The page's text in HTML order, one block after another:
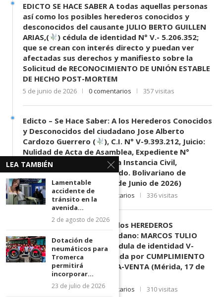
EDICTO SE HACE SABER A todas aquellas personas
así como los posibles herederos conocidos y
desconocidos del causante JULIO BERTO GUILLEN
ARIAS,(
) cédula de identidad N° V.- 5.206.352;
que se crean con interés directo y puedan ver
afectadas sus derechos y manifiesto sobre la
Solicitud de RECONOCIMIENTO DE UNIÓN ESTABLE
DE HECHO POST-MORTEM
5 de junio de 2026 0 comentarios 357 visitas
Edicto – Se Hace Saber: A los Herederos Conocidos
y Desconocidos del ciudadano Jose Alberto
Cardozo Guerrero (
), C.I. N° V-9.393.212, Juicio:
Nulidad de Acta de Asamblea, Expediente N°
11.353-2023, Tribunal 1era Instancia Civil,
Mercantil y Tránsito del Edo. Bolivariano de
Mérida, sede El Vigía. (11 de Junio de 2026)
11 de junio de 2026 0 comentarios 336 visitas
EDICTO SE HACE SABER: A los HEREDEROS
DESCONOCIDOS del ciudadano: MARCOS TULIO
MORENO HERRERA, (
) cédula de identidad V-
3.003.963, Parte demandada por CUMPLIMIENTO
DE CONTRATO DE COMPRA-VENTA (Mérida, 17 de
Junio de 2026)
17 de junio de 2026 0 comentarios 310 visitas
LEA TAMBIÉN
Lamentable
accidente de
tránsito en la
avenida...
2 de agosto de 2026
Dotación de
neumáticos para
Tromerca
permitirá
incorporar...
23 de julio de 2026